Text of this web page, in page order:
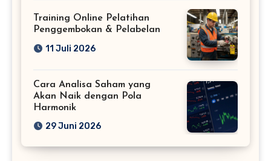
Training Online Pelatihan
Penggembokan & Pelabelan
11 Juli 2026
Cara Analisa Saham yang
Akan Naik dengan Pola
Harmonik
29 Juni 2026